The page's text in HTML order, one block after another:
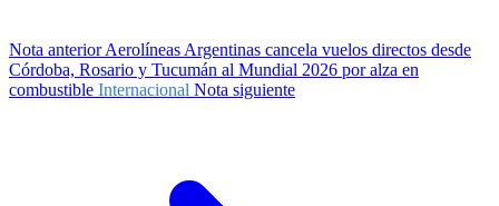
Nota anteriorAerolíneas Argentinas cancela vuelos directos desde
Córdoba, Rosario y Tucumán al Mundial 2026 por alza en
combustible Internacional Nota siguiente